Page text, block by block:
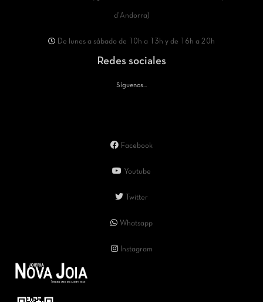
d'Andorra)
De lunes a sábado de 10h a 13h y de 16h a 20h
Redes sociales
Síguenos...
Facebook
Youtube
Twitter
Whatsapp
Instagram